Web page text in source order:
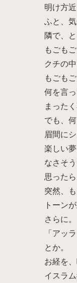
明け方
ふと、
隣で、
もごも
クチの中
もごも
何を言
まった
でも、
眉間に
楽しい
なさそ
思ったら
突然、
トーン
さらに。
「アッ
とか。
お経を
イスラム